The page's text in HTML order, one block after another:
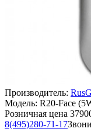
Производитель:
Модель: R20-Face
Розничная цена
8(495)280-71-17